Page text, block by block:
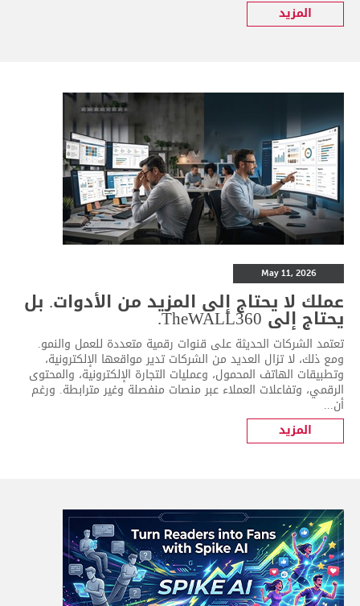
المزيد
May 11, 2026
عملك لا يحتاج إلى المزيد من الأدوات. بل
يحتاج إلى TheWALL360.
تعتمد الشركات الحديثة على قنوات رقمية متعددة للعمل والنمو.
ومع ذلك، لا تزال العديد من الشركات تدير مواقعها الإلكترونية،
وتطبيقات الهاتف المحمول، وعمليات التجارة الإلكترونية، والمحتوى
الرقمي، وتفاعلات العملاء عبر منصات منفصلة وغير مترابطة. ورغم
أن...
المزيد